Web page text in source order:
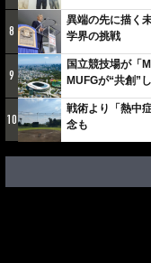
しみでしかない
8
異端の先に描く
学界の挑戦
9
国立競技場が「
MUFGが“共創”
10
戦術より「熱中
念も